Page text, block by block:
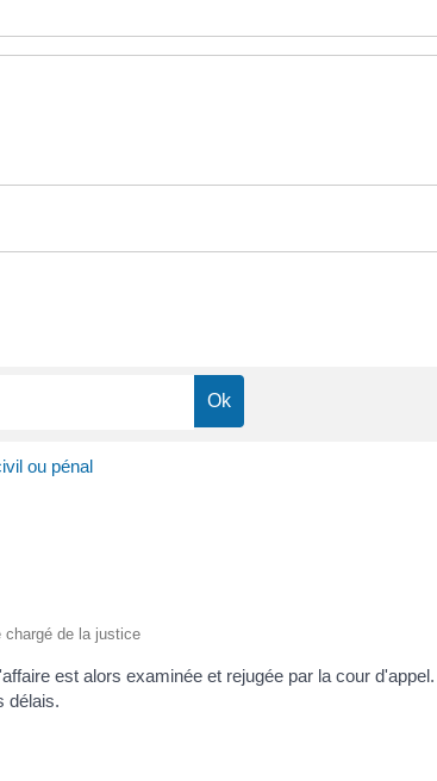
ou pénal
chargé de la justice
est alors examinée et rejugée par la cour
délais.